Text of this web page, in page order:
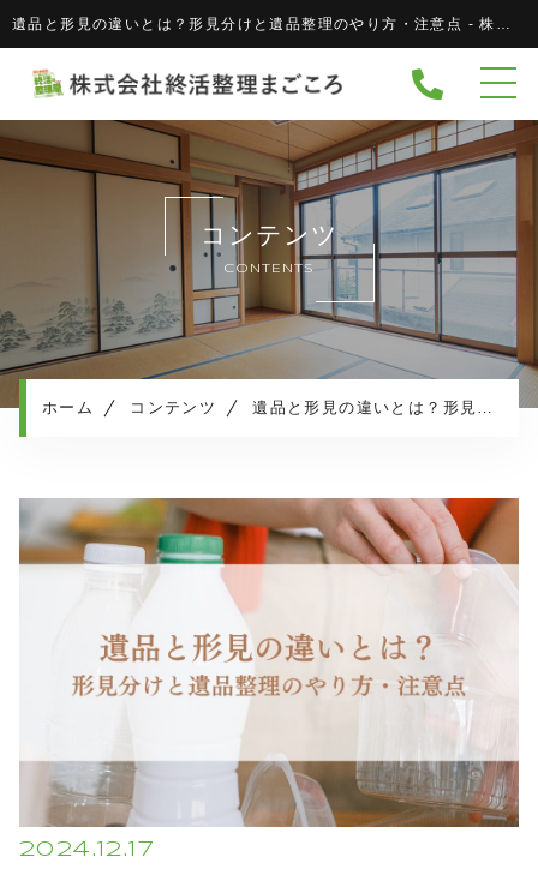
遺品と形見の違いとは？形見分けと遺品整理のやり方・注意点 - 株式会社 終活整理まごころ株式会社 終活整理まごころ
当社について
協力企業
キャンペーン
サービスメニュー
実績紹介
サービスの流れ
コンテンツ
プライバシーポリシー
コンテンツ
CONTENTS
ホーム コンテンツ 遺品と形見の違いとは？形見分けと遺品整理のやり方・注意点
2024.12.17